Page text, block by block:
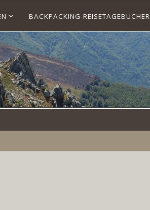
BACKPACKING-REISETAGEBÜCHER